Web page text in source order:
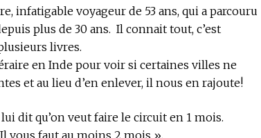
infatigable voyageur de 53 ans, qui a parcouru
plus de 30 ans. Il connait tout, c’est
livres.
en Inde pour voir si certaines villes ne
et au lieu d’en enlever, il nous en rajoute!
dit qu’on veut faire le circuit en 1 mois.
vous faut au moins 2 mois ».